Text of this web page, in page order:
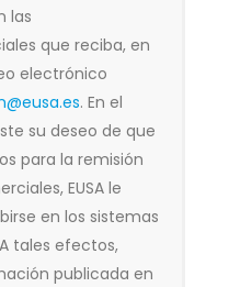
las
que reciba, en
electrónico
. En el
su deseo de que
para la remisión
EUSA le
en los sistemas
tales efectos,
publicada en